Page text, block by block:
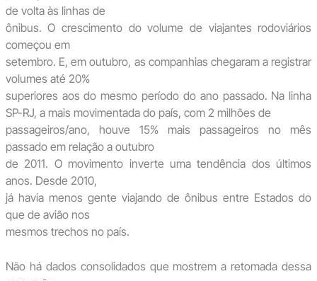
de volta às linhas de
ônibus. O crescimento do volume de viajantes rodoviários
começou em
setembro. E, em outubro, as companhias chegaram a registrar
volumes até 20%
superiores aos do mesmo período do ano passado. Na linha
SP-RJ, a mais movimentada do país, com 2 milhões de
passageiros/ano, houve 15% mais passageiros no mês
passado em relação a outubro
de 2011. O movimento inverte uma tendência dos últimos
anos. Desde 2010,
já havia menos gente viajando de ônibus entre Estados do
que de avião nos
mesmos trechos no país.
Não há dados consolidados que mostrem a retomada dessa